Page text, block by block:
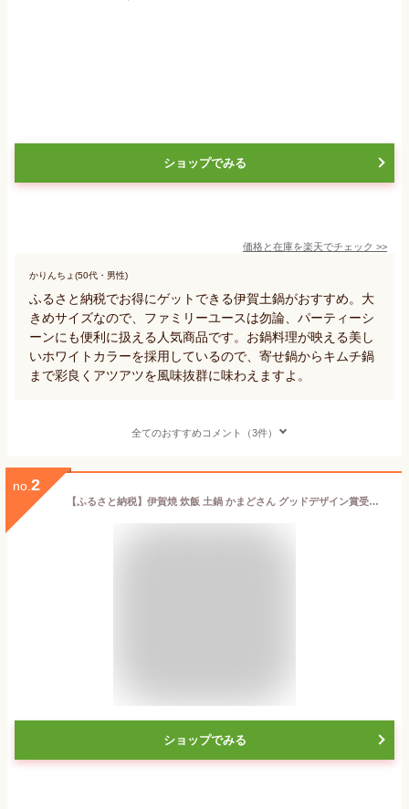
ショップでみる
価格と在庫を楽天でチェック >>
かりんちょ(50代・男性)
ふるさと納税でお得にゲットできる伊賀土鍋がおすすめ。大
きめサイズなので、ファミリーユースは勿論、パーティーシ
ーンにも便利に扱える人気商品です。お鍋料理が映える美し
いホワイトカラーを採用しているので、寄せ鍋からキムチ鍋
まで彩良くアツアツを風味抜群に味わえますよ。
全てのおすすめコメント（3件）
no. 2
【ふるさと納税】伊賀焼 炊飯 土鍋 かまどさん グッドデザイン賞受賞 | 土鍋 調理 キッチン キッチン用品 食器 調理器具 吹きこぼれにくい 日用品 受賞 レシピ付 送料無料 楽天ふるさと 納税 返礼品 取り寄せ お取り寄せ 三重県 伊賀市 三重 伊賀
ショップでみる